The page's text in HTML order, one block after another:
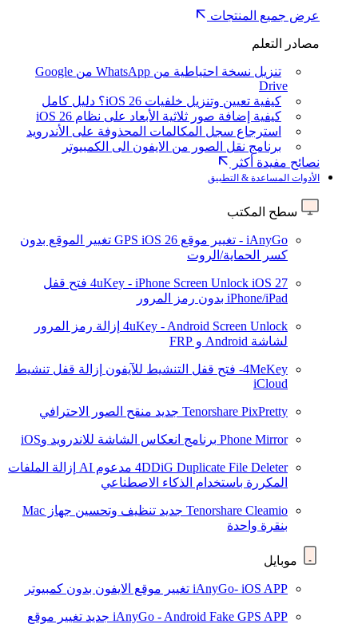
عرض جميع المنتجات
مصادر التعلم
تنزيل نسخة احتياطية من WhatsApp من Google
Drive
كيفية تعيين وتنزيل خلفيات iOS 26؟ دليل كامل
كيفية إضافة صور ثلاثية الأبعاد على نظام iOS 26
استرجاع سجل المكالمات المحذوفة على الأندرويد
برنامج نقل الصور من الايفون الى الكمبيوتر
نصائح مفيدة أكثر
الأدوات المساعدة & التطبيق
سطح المكتب
iAnyGo - تغيير موقع GPS iOS 26
تغيير الموقع بدون
كسر الحماية/الروت
4uKey - iPhone Screen Unlock iOS 27
فتح قفل
iPhone/iPad بدون رمز المرور
4uKey - Android Screen Unlock إزالة رمز المرور
لشاشة Android و FRP
4MeKey- فتح قفل التنشيط للآيفون
إزالة قفل تنشيط
iCloud
Tenorshare PixPretty جديد منقح الصور الاحترافي
Phone Mirror برنامج انعكاس الشاشة للاندرويد وiOS
4DDiG Duplicate File Deleter مدعوم AI
إزالة الملفات
المكررة باستخدام الذكاء الاصطناعي
Tenorshare Cleamio جديد
تنظيف وتحسين جهاز Mac
بنقرة واحدة
موبايل
iAnyGo- iOS APP تغيير موقع الايفون بدون كمبيوتر
iAnyGo - Android Fake GPS APP جديد تغيير موقع